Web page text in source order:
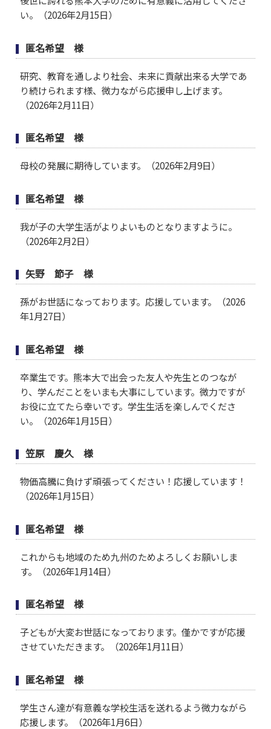
い。（2026年2月15日）
匿名希望 様
研究、教育を通しより社会、未来に貢献出来る大学であ
り続けられます様、微力ながら応援申し上げます。
（2026年2月11日）
匿名希望 様
母校の発展に期待しています。（2026年2月9日）
匿名希望 様
我が子の大学生活がよりよいものとなりますように。
（2026年2月2日）
矢野 節子 様
孫がお世話になっております。応援しています。（2026
年1月27日）
匿名希望 様
卒業生です。熊本大で出会った友人や先生とのつなが
り、学んだことをいまも大事にしています。微力ですが
お役に立てたら幸いです。学生生活を楽しんでくださ
い。（2026年1月15日）
笠原 慶久 様
物価高騰に負けず頑張ってください！応援しています！
（2026年1月15日）
匿名希望 様
これからも地域のため九州のためよろしくお願いしま
す。（2026年1月14日）
匿名希望 様
子どもが大変お世話になっております。僅かですが応援
させていただきます。（2026年1月11日）
匿名希望 様
学生さん達が有意義な学校生活を送れるよう微力ながら
応援します。（2026年1月6日）